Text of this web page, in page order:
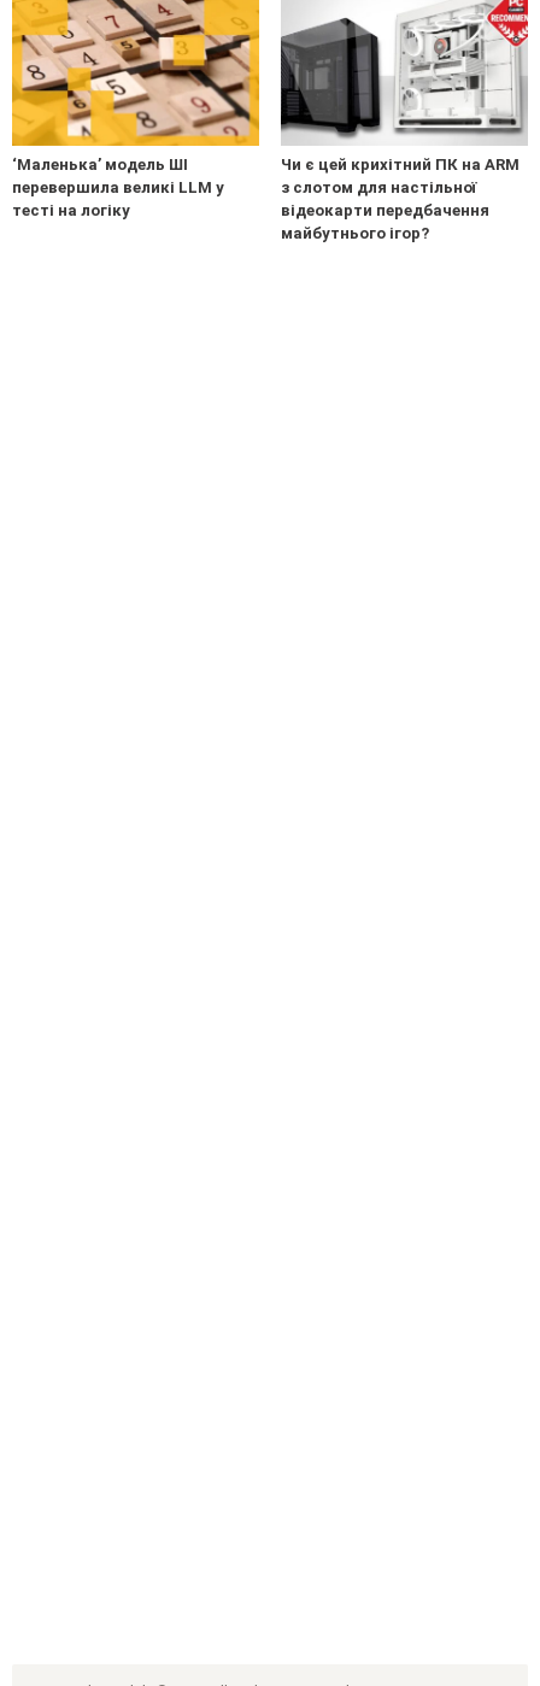
‘Маленька’ модель ШІ
перевершила великі LLM у
тесті на логіку
Чи є цей крихітний ПК на ARM
з слотом для настільної
відеокарти передбачення
майбутнього ігор?